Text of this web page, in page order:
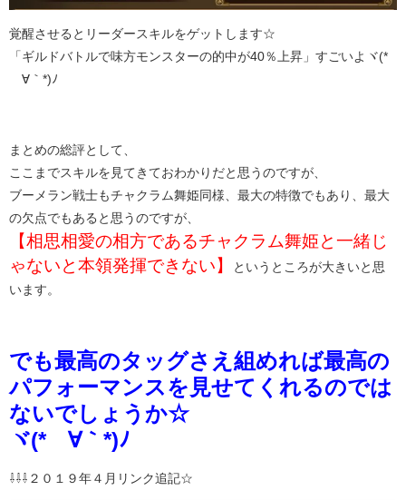
覚醒させるとリーダースキルをゲットします☆
「ギルドバトルで味方モンスターの的中が40％上昇」すごいよヾ(*
´∀｀*)ﾉ
まとめの総評として、
ここまでスキルを見てきておわかりだと思うのですが、
ブーメラン戦士もチャクラム舞姫同様、最大の特徴でもあり、最大
の欠点でもあると思うのですが、
【相思相愛の相方であるチャクラム舞姫と一緒じ
ゃないと本領発揮できない】
というところが大きいと思
います。
でも最高のタッグさえ組めれば最高の
パフォーマンスを見せてくれるのでは
ないでしょうか☆
ヾ(*´∀｀*)ﾉ
⇩⇩⇩２０１９年４月リンク追記☆